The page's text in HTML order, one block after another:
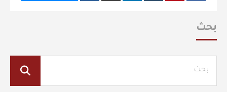
بحث